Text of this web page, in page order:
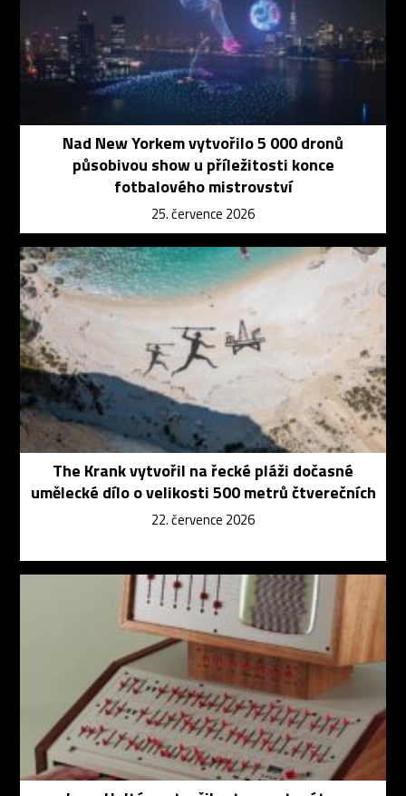
Nad New Yorkem vytvořilo 5 000 dronů
působivou show u příležitosti konce
fotbalového mistrovství
25. července 2026
The Krank vytvořil na řecké pláži dočasné
umělecké dílo o velikosti 500 metrů čtverečních
22. července 2026